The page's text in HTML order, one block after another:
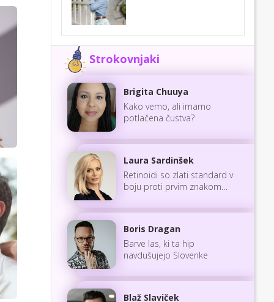
Strokovnjaki
Brigita Chuuya
Kako vemo, ali imamo
potlačena čustva?
Laura Sardinšek
Retinoidi so zlati standard v
boju proti prvim znakom
Boris Dragan
Barve las, ki ta hip
navdušujejo Slovenke
Blaž Slaviček